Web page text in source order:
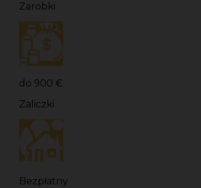
Zarobki
do 900 €
Zaliczki
Bezpłatny